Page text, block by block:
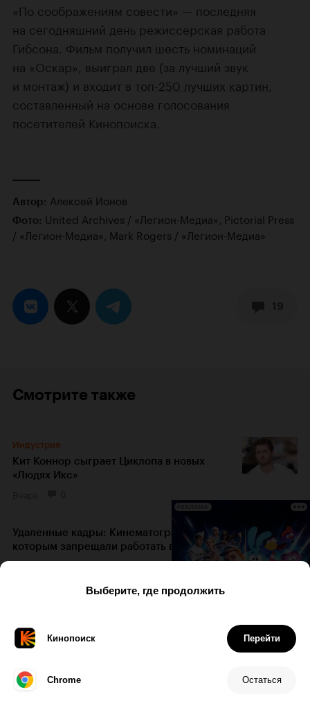
«По соображениям совести» — последняя
на сегодняшний день режиссерская работа
Гибсона. Фильм получил шесть номинаций
на «Оскар», выиграл две (за лучший звук
и монтаж) и входит в топ-250 лучших картин,
составленный на основе голосования
посетителей Кинопоиска.
Автор: Алексей Ионов
Фото: United Archives / «Легион-Медиа», Pictorial Press
/ «Легион-Медиа», Mark Rogers / «Легион-Медиа»
Смотрите также
Индустрия
Кит Коннор сыграет Циклопа в новых
«Людях Икс»
Удаленные кадры: Кинематографисты,
которым запрещали работать в кино
21 февраля 2017 85
Чарли Ханнэм — классный. Вам нужны
объяснения? Вот они